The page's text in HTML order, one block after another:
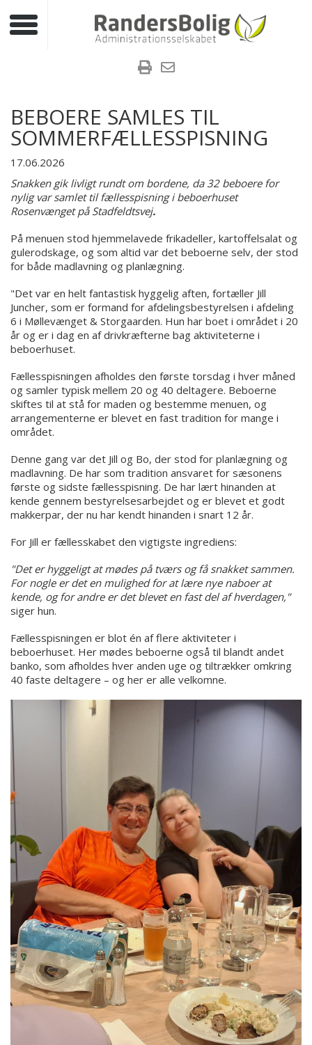
Toggle navigation
BEBOERE SAMLES TIL
SOMMERFÆLLESSPISNING
17.06.2026
Snakken gik livligt rundt om bordene, da 32 beboere for
nylig var samlet til fællesspisning i beboerhuset
Rosenvænget på Stadfeldtsvej.
På menuen stod hjemmelavede frikadeller, kartoffelsalat og
gulerodskage, og som altid var det beboerne selv, der stod
for både madlavning og planlægning.
"Det var en helt fantastisk hyggelig aften, fortæller Jill
Juncher, som er formand for afdelingsbestyrelsen i afdeling
6 i Møllevænget & Storgaarden. Hun har boet i området i 20
år og er i dag en af drivkræfterne bag aktiviteterne i
beboerhuset.
Fællesspisningen afholdes den første torsdag i hver måned
og samler typisk mellem 20 og 40 deltagere. Beboerne
skiftes til at stå for maden og bestemme menuen, og
arrangementerne er blevet en fast tradition for mange i
området.
Denne gang var det Jill og Bo, der stod for planlægning og
madlavning. De har som tradition ansvaret for sæsonens
første og sidste fællesspisning. De har lært hinanden at
kende gennem bestyrelsesarbejdet og er blevet et godt
makkerpar, der nu har kendt hinanden i snart 12 år.
For Jill er fællesskabet den vigtigste ingrediens:
"Det er hyggeligt at mødes på tværs og få snakket sammen.
For nogle er det en mulighed for at lære nye naboer at
kende, og for andre er det blevet en fast del af hverdagen,"
siger hun.
Fællesspisningen er blot én af flere aktiviteter i
beboerhuset. Her mødes beboerne også til blandt andet
banko, som afholdes hver anden uge og tiltrækker omkring
40 faste deltagere – og her er alle velkomne.